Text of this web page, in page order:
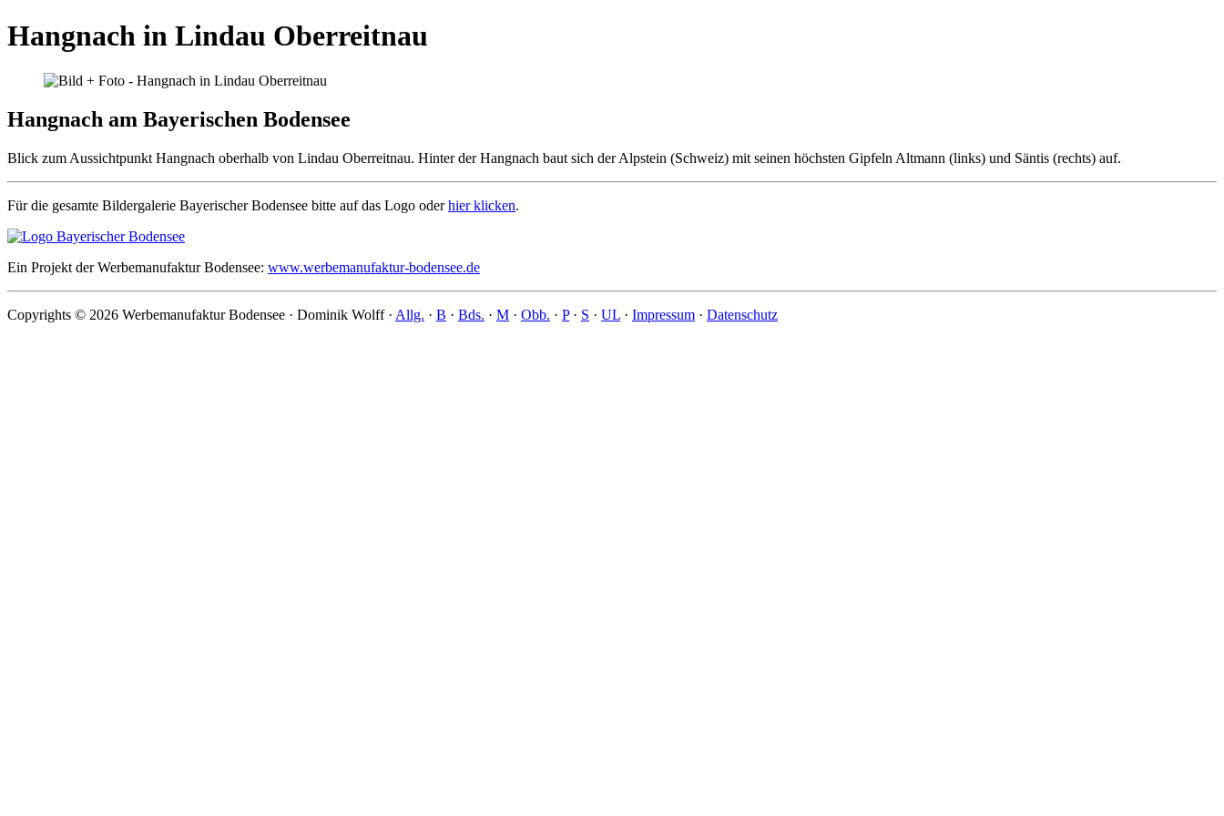
Hangnach in Lindau Oberreitnau
Hangnach am Bayerischen Bodensee
Blick zum Aussichtpunkt Hangnach oberhalb von Lindau Oberreitnau. Hinter der Hangnach baut sich der Alpstein (Schweiz) mit seinen höchsten Gipfeln Altmann (links) und Säntis (rechts) auf.
Für die gesamte Bildergalerie Bayerischer Bodensee bitte auf das Logo oderhier klicken.
Ein Projekt der Werbemanufaktur Bodensee: www.werbemanufaktur-bodensee.de
Copyrights © 2026 Werbemanufaktur Bodensee · Dominik Wolff · Allg. · B · Bds. · M · Obb. · P· S · UL · Impressum · Datenschutz